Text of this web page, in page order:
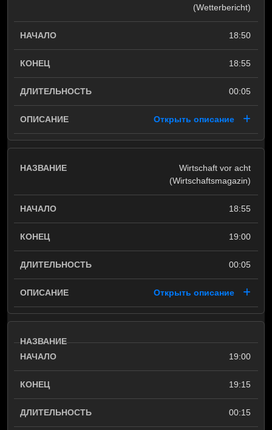
(Wetterbericht)
18:50
18:55
00:05
Открыть описание
Wirtschaft vor acht
(Wirtschaftsmagazin)
18:55
19:00
00:05
Открыть описание
19:00
19:15
00:15